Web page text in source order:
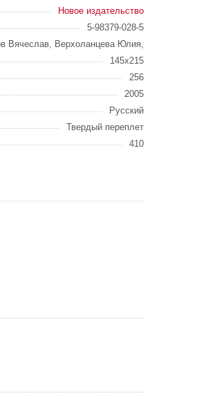
Новое издательство
5-98379-028-5
Вячеслав, Верхоланцева Юлия,
145x215
256
2005
Русский
Твердый переплет
410